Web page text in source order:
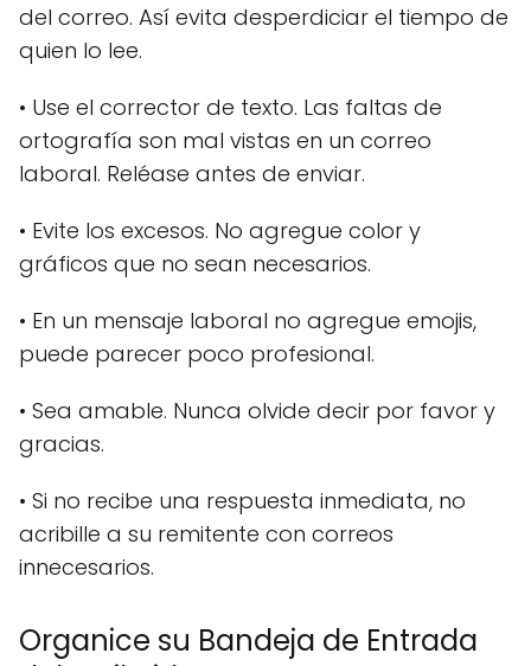
del correo. Así evita desperdiciar el tiempo de
quien lo lee.
• Use el corrector de texto. Las faltas de
ortografía son mal vistas en un correo
laboral. Reléase antes de enviar.
• Evite los excesos. No agregue color y
gráficos que no sean necesarios.
• En un mensaje laboral no agregue emojis,
puede parecer poco profesional.
• Sea amable. Nunca olvide decir por favor y
gracias.
• Si no recibe una respuesta inmediata, no
acribille a su remitente con correos
innecesarios.
Organice su Bandeja de Entrada